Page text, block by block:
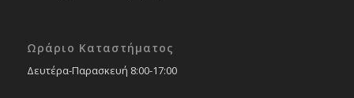
Ωράριο Καταστήματος
Δευτέρα-Παρασκευή 8:00-17:00